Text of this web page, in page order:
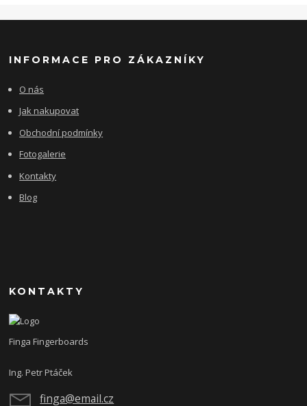
INFORMACE PRO ZÁKAZNÍKY
O nás
Jak nakupovat
Obchodní podmínky
Fotogalerie
Kontakty
Blog
KONTAKTY
Finga Fingerboards
Ing. Petr Ptáček
finga@email.cz